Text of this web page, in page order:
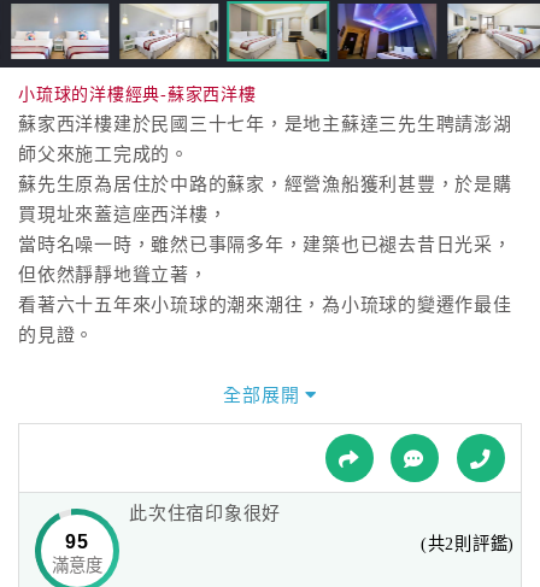
飯
店
訂
房
HOT
特
色
民
宿
球
網
小琉球的洋樓經典-蘇家西洋樓
蘇家西洋樓建於民國三十七年，是地主蘇達三先生聘請澎湖
師父來施工完成的。
蘇先生原為居住於中路的蘇家，經營漁船獲利甚豐，於是購
買現址來蓋這座西洋樓，
當時名噪一時，雖然已事隔多年，建築也已褪去昔日光采，
但依然靜靜地聳立著，
看著六十五年來小琉球的潮來潮往，為小琉球的變遷作最佳
的見證。
蘇家西洋樓的建築結合巴洛克建築模式與閩南模式的風格，
以本地隨處可見的咾咕石為主體結構，佐以白灰拌泥土、
洗石子完成整體面觀，內部樓板與樓梯均為木造，
木頭皆由蘇先生從當時的拆船取得，堅固異常，
雖已建造六十五年，仍不見柱痕，是一幢不可多得的歷史性
建築。
全部展開
95
滿意度
此次住宿印象很好
(共2則評鑑)